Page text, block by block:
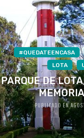
#QUEDATEENCASA
LOTA
PARQUE DE
PUBLICADO EN